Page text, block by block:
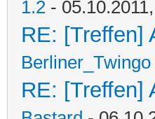
1.2 -
RE: [Treffen]
Berliner_Twingo
RE: [Treffen]